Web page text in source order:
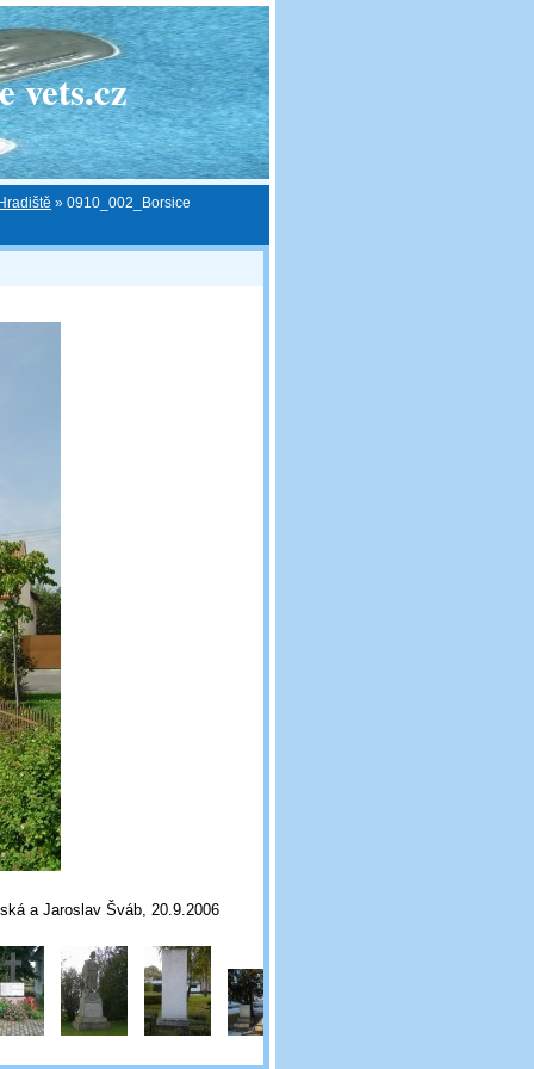
vets.cz
» 0910_002_Borsice
a Jaroslav Šváb, 20.9.2006